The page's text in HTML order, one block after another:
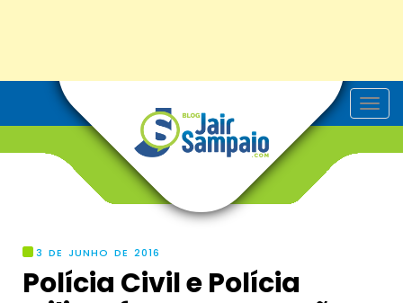
T
o
3 DE JUNHO DE 2016
Polícia Civil e Polícia